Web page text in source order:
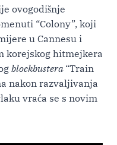
ovogodišnje
“Colony”, koji
u Cannesu i
korejskog hitmejkera
blockbustera“Train
nakon razvaljivanja
vraća se s novim